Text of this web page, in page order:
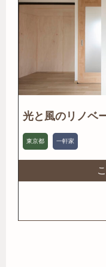
光と風のリノベ
東京都 一軒家